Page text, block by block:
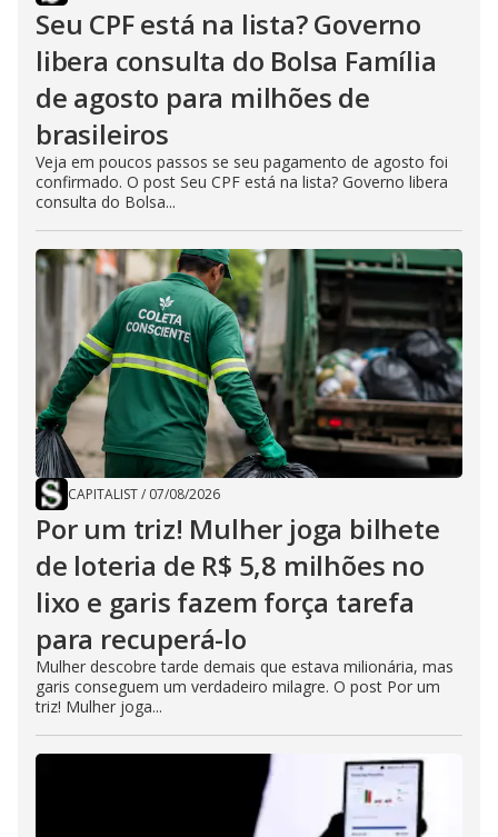
Seu CPF está na lista? Governo
libera consulta do Bolsa Família
de agosto para milhões de
brasileiros
Veja em poucos passos se seu pagamento de agosto foi
confirmado. O post Seu CPF está na lista? Governo libera
consulta do Bolsa...
CAPITALIST/ 07/08/2026
Por um triz! Mulher joga bilhete
de loteria de R$ 5,8 milhões no
lixo e garis fazem força tarefa
para recuperá-lo
Mulher descobre tarde demais que estava milionária, mas
garis conseguem um verdadeiro milagre. O post Por um
triz! Mulher joga...